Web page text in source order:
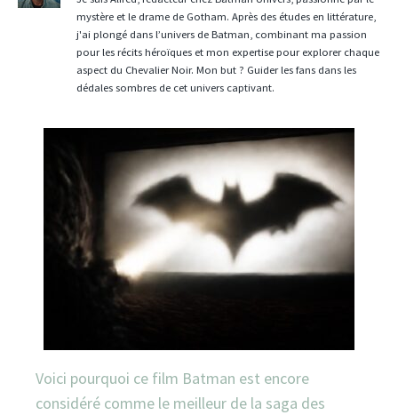
mystère et le drame de Gotham. Après des études en littérature,
j'ai plongé dans l’univers de Batman, combinant ma passion
pour les récits héroïques et mon expertise pour explorer chaque
aspect du Chevalier Noir. Mon but ? Guider les fans dans les
dédales sombres de cet univers captivant.
Voici pourquoi ce film Batman est encore
considéré comme le meilleur de la saga des